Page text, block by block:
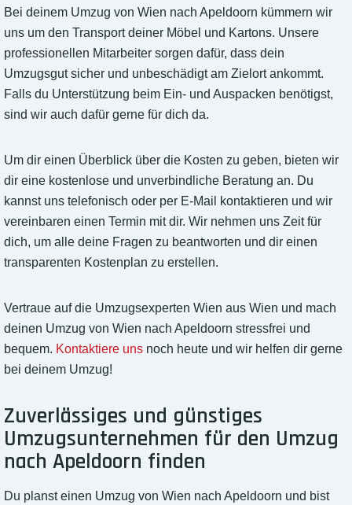
Bei deinem Umzug von Wien nach Apeldoorn kümmern wir
uns um den Transport deiner Möbel und Kartons. Unsere
professionellen Mitarbeiter sorgen dafür, dass dein
Umzugsgut sicher und unbeschädigt am Zielort ankommt.
Falls du Unterstützung beim Ein- und Auspacken benötigst,
sind wir auch dafür gerne für dich da.
Um dir einen Überblick über die Kosten zu geben, bieten wir
dir eine kostenlose und unverbindliche Beratung an. Du
kannst uns telefonisch oder per E-Mail kontaktieren und wir
vereinbaren einen Termin mit dir. Wir nehmen uns Zeit für
dich, um alle deine Fragen zu beantworten und dir einen
transparenten Kostenplan zu erstellen.
Vertraue auf die Umzugsexperten Wien aus Wien und mach
deinen Umzug von Wien nach Apeldoorn stressfrei und
bequem. Kontaktiere uns noch heute und wir helfen dir gerne
bei deinem Umzug!
Zuverlässiges und günstiges
Umzugsunternehmen für den Umzug
nach Apeldoorn finden
Du planst einen Umzug von Wien nach Apeldoorn und bist